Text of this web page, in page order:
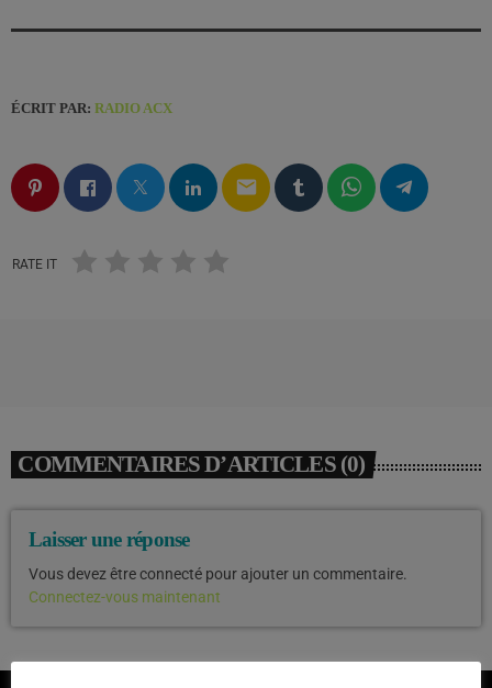
ÉCRIT PAR: RADIO ACX
email
RATE IT
COMMENTAIRES D’ARTICLES (0)
Laisser une réponse
Vous devez être connecté pour ajouter un commentaire.
Connectez-vous maintenant